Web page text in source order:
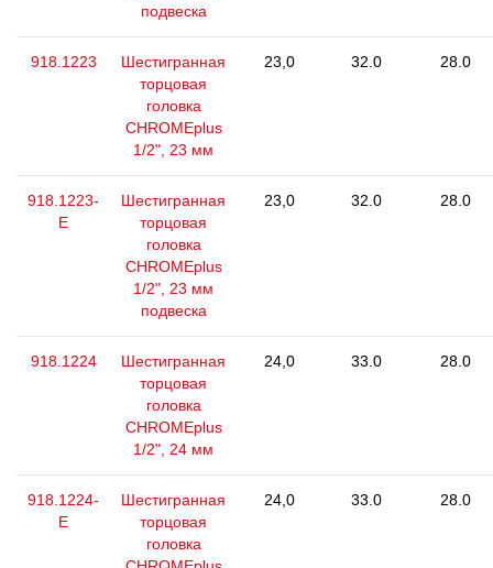
подвеска
918.1223
Шестигранная
торцовая
головка
CHROMEplus
1/2", 23 мм
23,0 32.0 28.0
918.1223-
E
Шестигранная
торцовая
головка
CHROMEplus
1/2", 23 мм
подвеска
23,0 32.0 28.0
918.1224
Шестигранная
торцовая
головка
CHROMEplus
1/2", 24 мм
24,0 33.0 28.0
918.1224-
E
Шестигранная
торцовая
головка
24,0 33.0 28.0